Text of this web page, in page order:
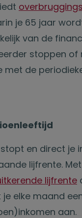
je 65 jaar
van de
stoppen of
de
en direct je
lijfrente.
lijfrente
elke maand
aan.